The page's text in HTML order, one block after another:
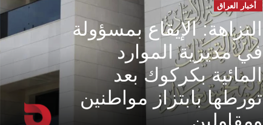
أخبار العراق
النزاهة: الإيقاع بمسؤولة
في مديرية الموارد
المائية بكركوك بعد
تورطها بابتزاز مواطنين